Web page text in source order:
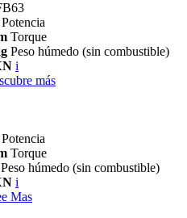
Potencia
Torque
Peso húmedo (sin combustible)
i
más
Potencia
Torque
Peso húmedo (sin combustible)
i
Mas